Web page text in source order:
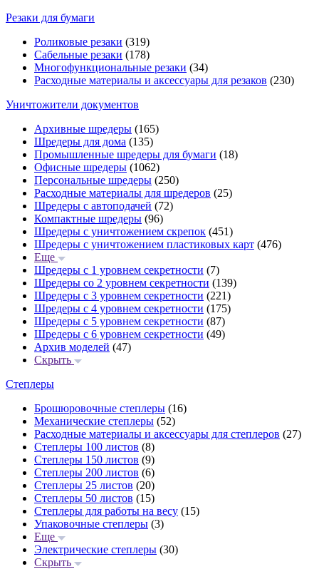
Резаки для бумаги
Роликовые резаки (319)
Сабельные резаки (178)
Многофункциональные резаки (34)
Расходные материалы и аксессуары для резаков (230)
Уничтожители документов
Архивные шредеры (165)
Шредеры для дома (135)
Промышленные шредеры для бумаги (18)
Офисные шредеры (1062)
Персональные шредеры (250)
Расходные материалы для шредеров (25)
Шредеры с автоподачей (72)
Компактные шредеры (96)
Шредеры с уничтожением скрепок (451)
Шредеры с уничтожением пластиковых карт (476)
Еще
Шредеры с 1 уровнем секретности (7)
Шредеры со 2 уровнем секретности (139)
Шредеры с 3 уровнем секретности (221)
Шредеры с 4 уровнем секретности (175)
Шредеры с 5 уровнем секретности (87)
Шредеры с 6 уровнем секретности (49)
Архив моделей (47)
Скрыть
Степлеры
Брошюровочные степлеры (16)
Механические степлеры (52)
Расходные материалы и аксессуары для степлеров (27)
Степлеры 100 листов (8)
Степлеры 150 листов (9)
Степлеры 200 листов (6)
Степлеры 25 листов (20)
Степлеры 50 листов (15)
Степлеры для работы на весу (15)
Упаковочные степлеры (3)
Еще
Электрические степлеры (30)
Скрыть